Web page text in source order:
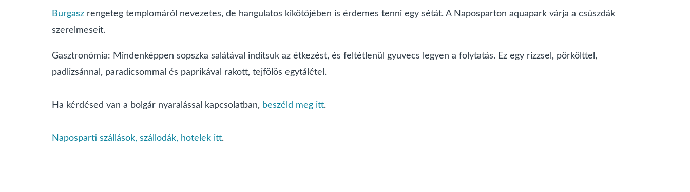
Burgaszrengeteg templomáról nevezetes, de hangulatos kikötőjében is érdemes tenni egy sétát. A Naposparton aquapark várja a csúszdák
szerelmeseit.
Gasztronómia: Mindenképpen sopszka salátával indítsuk az étkezést, és feltétlenül gyuvecs legyen a folytatás. Ez egy rizzsel, pörkölttel,
padlizsánnal, paradicsommal és paprikával rakott, tejfölös egytálétel.
Ha kérdésed van a bolgár nyaralással kapcsolatban, beszéld meg itt.
Naposparti szállások, szállodák, hotelek itt.